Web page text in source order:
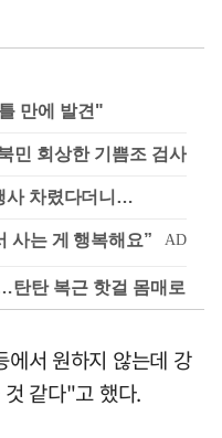
만에 발견"
민 회상한 기쁨조 검사
사 차렸다더니…
탄 복근 핫걸 몸매로
서 원하지 않는데 강
같다"고 했다.